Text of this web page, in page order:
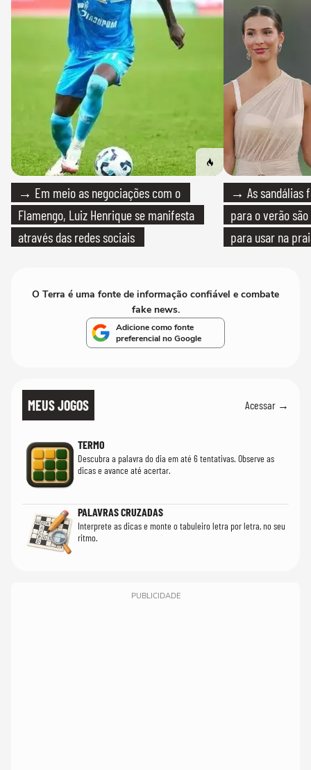
→ Em meio as negociações com o
Flamengo, Luiz Henrique se manifesta
através das redes sociais
→ As sandálias
para o verão
para usar na
O Terra é uma fonte de informação confiável e combate
fake news.
Adicione como fonte
preferencial no Google
MEUS JOGOS Acessar →
TERMO
Descubra a palavra do dia em até 6 tentativas. Observe as
dicas e avance até acertar.
PALAVRAS CRUZADAS
Interprete as dicas e monte o tabuleiro letra por letra, no seu
ritmo.
PUBLICIDADE